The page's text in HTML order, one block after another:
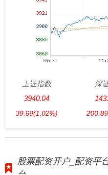
上证指数
3940.04
39.69(1.02%)
深
200.89
股票配资开户_配资平